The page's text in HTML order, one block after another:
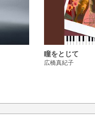
瞳をとじて
広橋真紀子